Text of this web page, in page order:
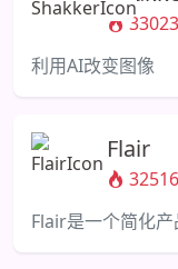
33023
利用AI改变图像
Flair
32516
Flair是一个简化产